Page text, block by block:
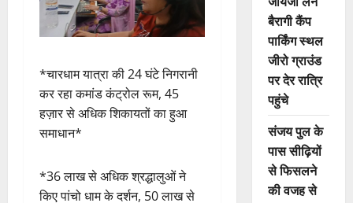
*चारधाम यात्रा की 24 घंटे निगरानी
कर रहा कमांड कंट्रोल रूम, 45
हज़ार से अधिक शिकायतों का हुआ
समाधान*
*36 लाख से अधिक श्रद्धालुओं ने
किए पांचो धाम के दर्शन, 50 लाख से
बैरागी कैंप
पार्किंग स्थल
जीरो ग्राउंड
पर देर रात्रि
पहुंचे
संजय पुल के
पास सीढ़ियों
से फिसलने
की वजह से